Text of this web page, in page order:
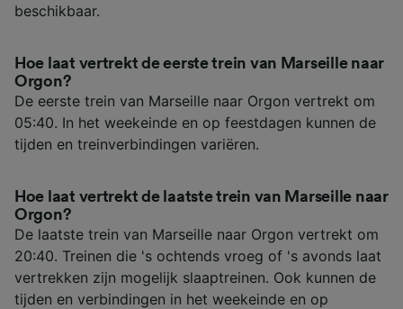
beschikbaar.
Hoe laat vertrekt de eerste trein van Marseille naar
Orgon?
De eerste trein van Marseille naar Orgon vertrekt om
05:40. In het weekeinde en op feestdagen kunnen de
tijden en treinverbindingen variëren.
Hoe laat vertrekt de laatste trein van Marseille naar
Orgon?
De laatste trein van Marseille naar Orgon vertrekt om
20:40. Treinen die 's ochtends vroeg of 's avonds laat
vertrekken zijn mogelijk slaaptreinen. Ook kunnen de
tijden en verbindingen in het weekeinde en op